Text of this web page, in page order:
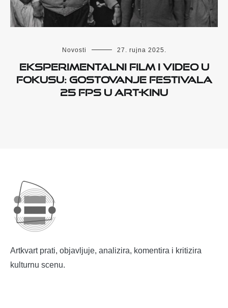
Novosti 27. rujna 2025.
Eksperimentalni film i video u
fokusu: Gostovanje festivala
25 FPS u Art-kinu
Artkvart prati, objavljuje, analizira, komentira i kritizira
kulturnu scenu.